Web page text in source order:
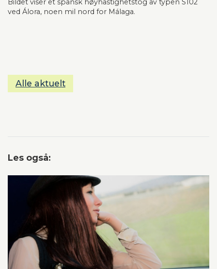
Bildet viser et spansk høyhastighetstog av typen S102
ved Álora, noen mil nord for Málaga.
Alle aktuelt
Les også: